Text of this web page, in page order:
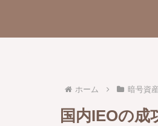
ホーム 暗号資
国内IEOの